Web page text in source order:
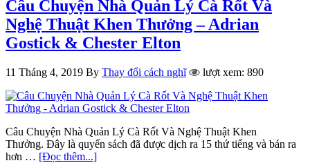
Câu Chuyện Nhà Quản Lý Cà Rốt Và
Nghệ Thuật Khen Thưởng – Adrian
Gostick & Chester Elton
11 Tháng 4, 2019 By Thay đổi cách nghĩ lượt xem: 890
Câu Chuyện Nhà Quản Lý Cà Rốt Và Nghệ Thuật Khen
Thưởng. Đây là quyển sách đã được dịch ra 15 thứ tiếng và bán ra
hơn … [Đọc thêm...]